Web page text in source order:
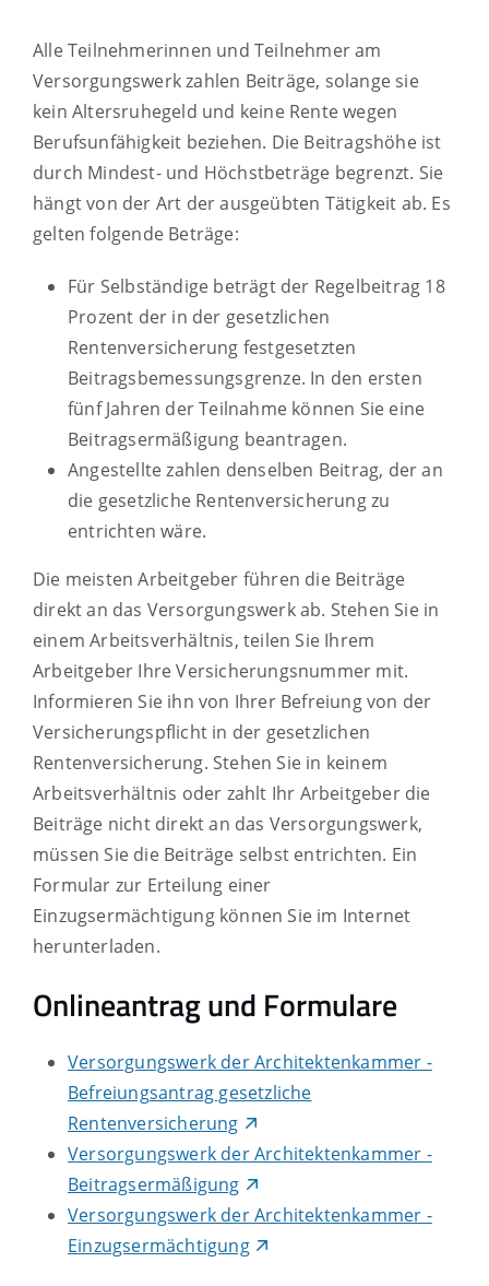
Alle Teilnehmerinnen und Teilnehmer am
Versorgungswerk zahlen Beiträge, solange sie
kein Altersruhegeld und keine Rente wegen
Berufsunfähigkeit beziehen. Die Beitragshöhe ist
durch Mindest- und Höchstbeträge begrenzt. Sie
hängt von der Art der ausgeübten Tätigkeit ab. Es
gelten folgende Beträge:
Für Selbständige beträgt der Regelbeitrag 18
Prozent der in der gesetzlichen
Rentenversicherung festgesetzten
Beitragsbemessungsgrenze. In den ersten
fünf Jahren der Teilnahme können Sie eine
Beitragsermäßigung beantragen.
Angestellte zahlen denselben Beitrag, der an
die gesetzliche Rentenversicherung zu
entrichten wäre.
Die meisten Arbeitgeber führen die Beiträge
direkt an das Versorgungswerk ab. Stehen Sie in
einem Arbeitsverhältnis, teilen Sie Ihrem
Arbeitgeber Ihre Versicherungsnummer mit.
Informieren Sie ihn von Ihrer Befreiung von der
Versicherungspflicht in der gesetzlichen
Rentenversicherung. Stehen Sie in keinem
Arbeitsverhältnis oder zahlt Ihr Arbeitgeber die
Beiträge nicht direkt an das Versorgungswerk,
müssen Sie die Beiträge selbst entrichten. Ein
Formular zur Erteilung einer
Einzugsermächtigung können Sie im Internet
herunterladen.
Onlineantrag und Formulare
Versorgungswerk der Architektenkammer -
Befreiungsantrag gesetzliche
Rentenversicherung
Versorgungswerk der Architektenkammer -
Beitragsermäßigung
Versorgungswerk der Architektenkammer -
Einzugsermächtigung